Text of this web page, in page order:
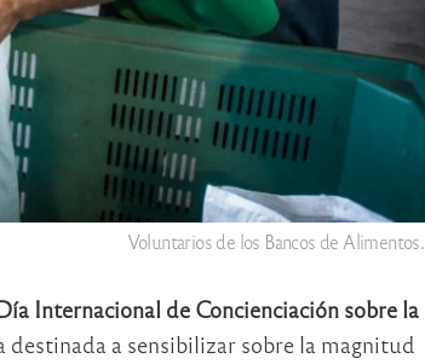
Voluntarios de los Bancos de Alimentos.
Internacional de Concienciación sobre la
destinada a sensibilizar sobre la magnitud